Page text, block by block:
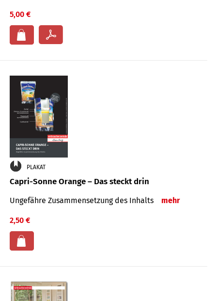
5,00 €
PLAKAT
Capri-Sonne Orange – Das steckt drin
Ungefähre Zu­sammen­setzung des Inhalts mehr
2,50 €